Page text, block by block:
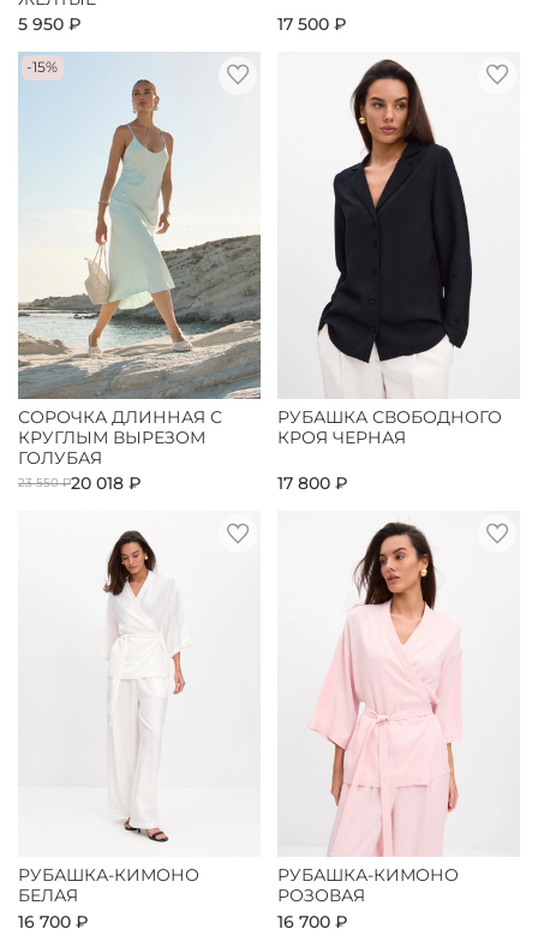
5 950 ₽
17 500 ₽
-15%
СОРОЧКА ДЛИННАЯ С
КРУГЛЫМ ВЫРЕЗОМ
ГОЛУБАЯ
23 550 ₽20 018 ₽
РУБАШКА СВОБОДНОГО
КРОЯ ЧЕРНАЯ
17 800 ₽
РУБАШКА-КИМОНО
БЕЛАЯ
16 700 ₽
РУБАШКА-КИМОНО
РОЗОВАЯ
16 700 ₽